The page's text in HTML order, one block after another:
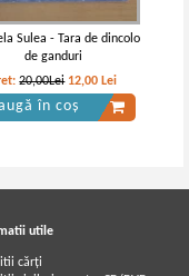
-40%
Sulea - Tara de dincolo
de ganduri
20,00Lei 12,00 Lei
în coș
utile
cărți